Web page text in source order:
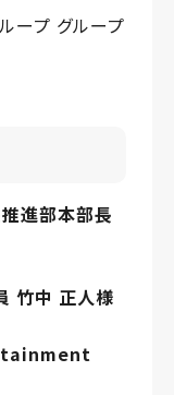
プ グループ
進部本部長
竹中 正人様